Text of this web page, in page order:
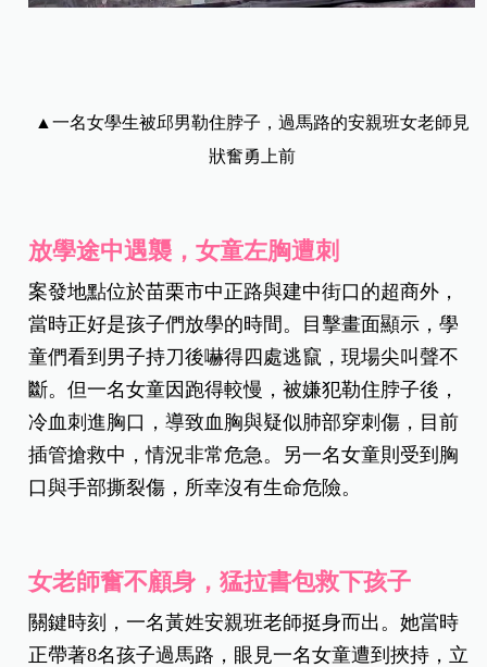
▲一名女學生被邱男勒住脖子，過馬路的安親班女老師見
狀奮勇上前
放學途中遇襲，女童左胸遭刺
案發地點位於苗栗市中正路與建中街口的超商外，
當時正好是孩子們放學的時間。目擊畫面顯示，學
童們看到男子持刀後嚇得四處逃竄，現場尖叫聲不
斷。但一名女童因跑得較慢，被嫌犯勒住脖子後，
冷血刺進胸口，導致血胸與疑似肺部穿刺傷，目前
插管搶救中，情況非常危急。另一名女童則受到胸
口與手部撕裂傷，所幸沒有生命危險。
女老師奮不顧身，猛拉書包救下孩子
關鍵時刻，一名黃姓安親班老師挺身而出。她當時
正帶著8名孩子過馬路，眼見一名女童遭到挾持，立